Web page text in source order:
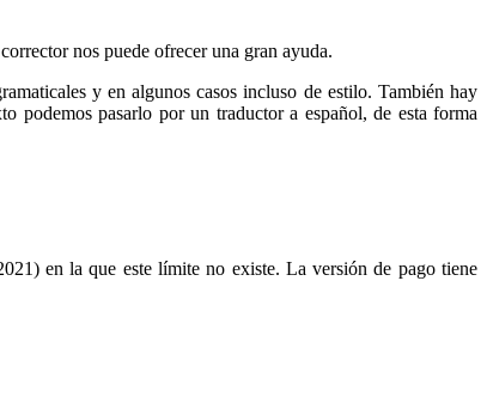
nos puede ofrecer una gran ayuda.
y en algunos casos incluso de estilo. También hay
podemos pasarlo por un traductor a español, de esta forma
en la que este límite no existe. La versión de pago tiene